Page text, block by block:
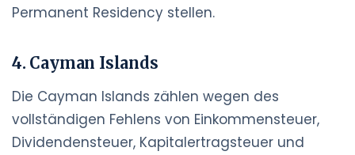
Permanent Residency stellen.
4. Cayman Islands
Die Cayman Islands zählen wegen des
vollständigen Fehlens von Einkommensteuer,
Dividendensteuer, Kapitalertragsteuer und